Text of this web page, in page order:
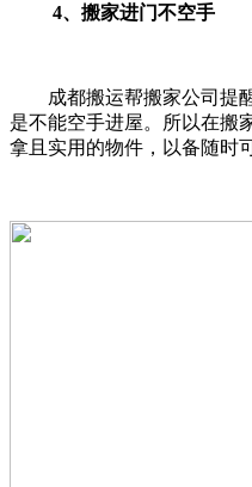
4、搬家进门不空手
成都搬运帮搬家公司提醒
是不能空手进屋。所以在搬
拿且实用的物件，以备随时